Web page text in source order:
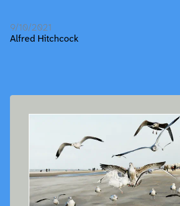
9/10/2021
Alfred Hitchcock